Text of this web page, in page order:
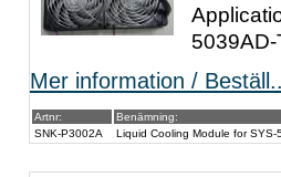
Mer information /
Artnr:
Benämning:
SNK-P3002A
Liquid Cooling Module for